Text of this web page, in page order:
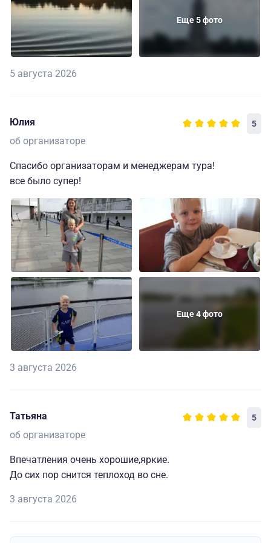
Еще 5 фото
5 августа 2026
Юлия 5
об организаторе
Спасибо организаторам и менеджерам тура!
все было супер!
Еще 4 фото
3 августа 2026
Татьяна 5
об организаторе
Впечатления очень хорошие,яркие.
До сих пор снится теплоход во сне.
3 августа 2026